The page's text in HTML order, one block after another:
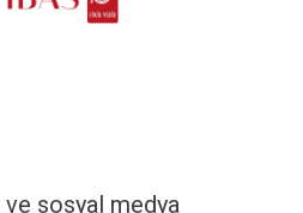
ve sosyal medya